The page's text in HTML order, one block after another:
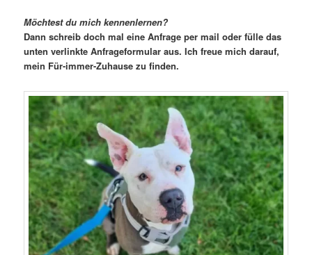
Möchtest du mich kennenlernen?
Dann schreib doch mal eine Anfrage per mail oder fülle das
unten verlinkte Anfrageformular aus. Ich freue mich darauf,
mein Für-immer-Zuhause zu finden.